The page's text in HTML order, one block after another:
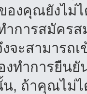
องคุณยังไม่
การสมัครส
จะสามาร
งทำการยืน
, ถ้าคุณไม่